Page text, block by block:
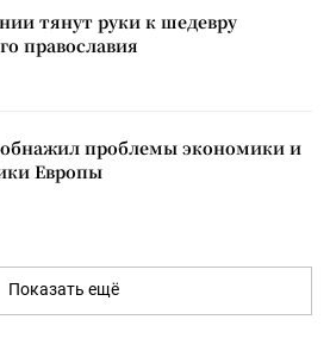
тянут руки к шедевру
православия
проблемы экономики и
Европы
Показать ещё